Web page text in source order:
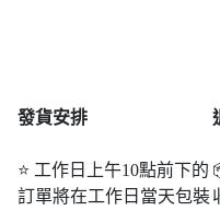
發貨安排
⭐ 工作日上午10點前下的
訂單將在工作日當天包裝